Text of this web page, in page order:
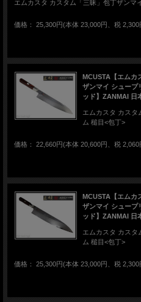
エムカスタ カスタム「三昧」包丁ザンマ
価格： 25,300円(本体 23,000円、税 2,300
MCUSTA【エムカ
ザンマイ シュープ
ッド】ZANMAI 日
エムカスタ カスタ
ム 槌目<包丁>
価格： 22,660円(本体 20,600円、税 2,060
MCUSTA【エムカ
ザンマイ シュープ
ッド】ZANMAI 日
エムカスタ カスタ
ム 槌目<包丁>
価格： 25,300円(本体 23,000円、税 2,300